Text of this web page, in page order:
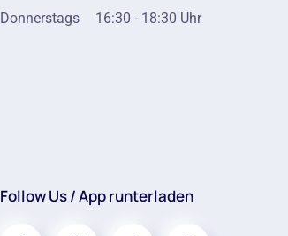
Donnerstags 16:30 - 18:30 Uhr
Follow Us / App runterladen